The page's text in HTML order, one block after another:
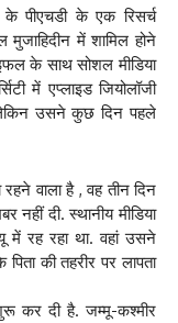
के पीएचडी के एक रिसर्च
में शामिल होने
के साथ सोशल मीडिया
में एप्लाइड जियोलॉजी
उसने कुछ दिन पहले
वाला है , वह तीन दिन
दी. स्थानीय मीडिया
में रह रहा था. वहां उसने
की तहरीर पर लापता
कर दी है. जम्मू-कश्मीर